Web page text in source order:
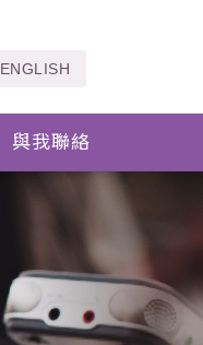
ENGLISH
與我聯絡